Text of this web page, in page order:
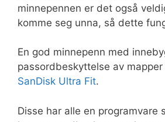
minnepennen er det også
komme seg unna, så dette
En god minnepenn med
passordbeskyttelse av
SanDisk Ultra Fit.
Disse har alle en programvare